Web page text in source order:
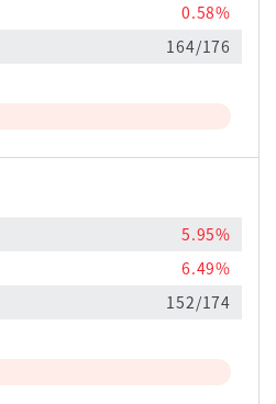
0.58%
164/176
5.95%
6.49%
152/174